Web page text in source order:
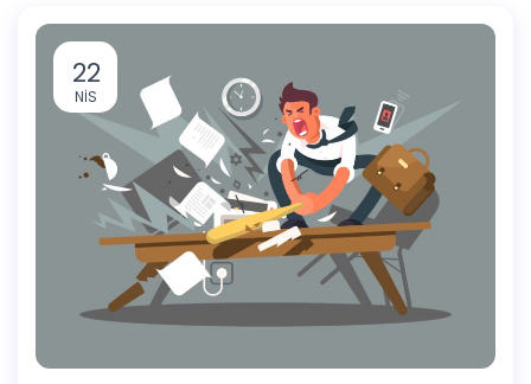
22
NIS